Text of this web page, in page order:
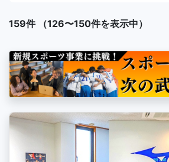
159件 （126〜150件を表示中）